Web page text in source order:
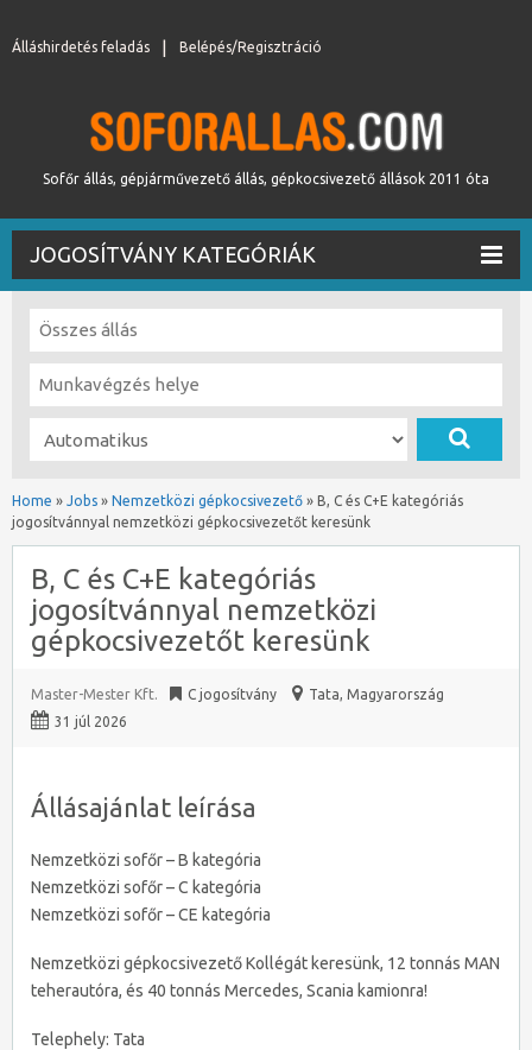
Belépés/Regisztráció
Álláshirdetés feladás
Sofőr állás, gépjárművezető állás, gépkocsivezető állások 2011 óta
JOGOSÍTVÁNY KATEGÓRIÁK
Home » Jobs » Nemzetközi gépkocsivezető » B, C és C+E kategóriás
jogosítvánnyal nemzetközi gépkocsivezetőt keresünk
B, C és C+E kategóriás
jogosítvánnyal nemzetközi
gépkocsivezetőt keresünk
Master-Mester Kft. C jogosítvány Tata, Magyarország
31 júl 2026
Állásajánlat leírása
Nemzetközi sofőr – B kategória
Nemzetközi sofőr – C kategória
Nemzetközi sofőr – CE kategória
Nemzetközi gépkocsivezető Kollégát keresünk, 12 tonnás MAN
teherautóra, és 40 tonnás Mercedes, Scania kamionra!
Telephely: Tata